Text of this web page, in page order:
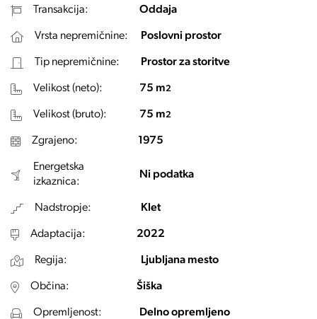
Transakcija: Oddaja
Vrsta nepremičnine: Poslovni prostor
Tip nepremičnine: Prostor za storitve
Velikost (neto): 75 m2
Velikost (bruto): 75 m2
Zgrajeno: 1975
Energetska
izkaznica:
Ni podatka
Nadstropje: Klet
Adaptacija: 2022
Regija: Ljubljana mesto
Občina: Šiška
Opremljenost: Delno opremljeno